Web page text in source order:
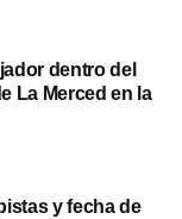
dentro del
La Merced en la
y fecha de